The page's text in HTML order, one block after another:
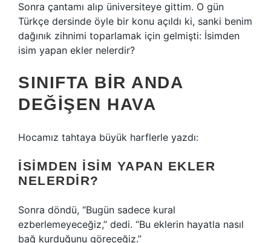
Sonra çantamı alıp üniversiteye gittim. O gün
Türkçe dersinde öyle bir konu açıldı ki, sanki benim
dağınık zihnimi toparlamak için gelmişti: İsimden
isim yapan ekler nelerdir?
SINIFTA BIR ANDA
DEĞIŞEN HAVA
Hocamız tahtaya büyük harflerle yazdı:
İSIMDEN ISIM YAPAN EKLER
NELERDIR?
Sonra döndü, “Bugün sadece kural
ezberlemeyeceğiz,” dedi. “Bu eklerin hayatla nasıl
bağ kurduğunu göreceğiz.”